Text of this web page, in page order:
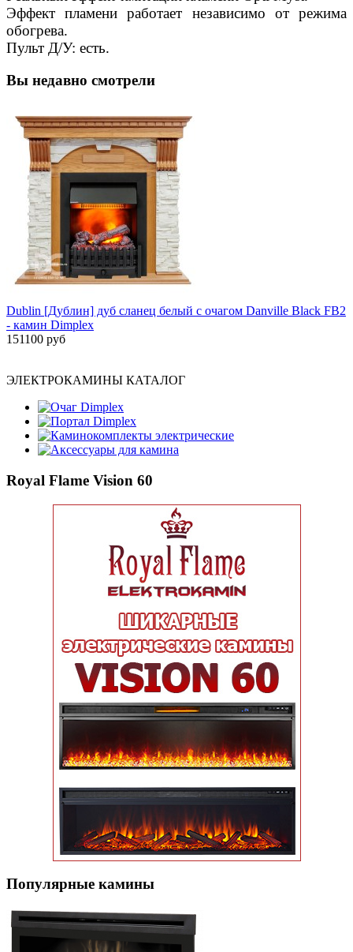
Эффект пламени работает независимо от режима
обогрева.
Пульт Д/У: есть.
Вы недавно смотрели
Dublin [Дублин] дуб сланец белый с очагом Danville Black FB2
- камин Dimplex
151100 руб
ЭЛЕКТРОКАМИНЫ КАТАЛОГ
Очаг Dimplex
Портал Dimplex
Каминокомплекты электрические
Аксессуары для камина
Royal Flame Vision 60
Популярные кaмины